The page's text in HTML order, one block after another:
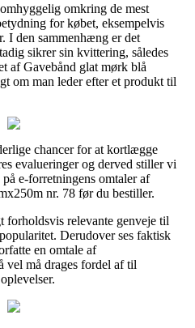
omkring de mest
for købet, eksempelvis
I den sammenhæng er det
sikrer sin kvittering, således
af Gavebånd glat mørk blå
om man leder efter et produkt til
chancer for at kortlægge
evalueringer og derved stiller vi
e-forretningens omtaler af
nr. 78 før du bestiller.
relevante genveje til
Derudover ses faktisk
en omtale af
vel må drages fordel af til